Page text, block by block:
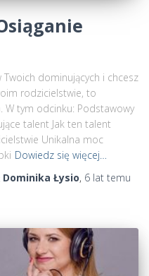
dominujących i chcesz
rodzicielstwie, to
W tym odcinku: Podstawowy
talent Jak ten talent
Unikalna moc
Dowiedz się więcej…
Łysio, 6 lat temu